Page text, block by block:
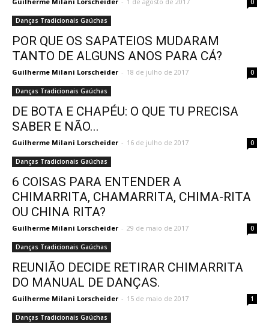
0
Danças Tradicionais Gaúchas
POR QUE OS SAPATEIOS MUDARAM
TANTO DE ALGUNS ANOS PARA CÁ?
Guilherme Milani Lorscheider - 18 de julho de 2017 0
Danças Tradicionais Gaúchas
DE BOTA E CHAPÉU: O QUE TU PRECISA
SABER E NÃO...
Guilherme Milani Lorscheider - 16 de julho de 2017 0
Danças Tradicionais Gaúchas
6 COISAS PARA ENTENDER A
CHIMARRITA, CHAMARRITA, CHIMA-RITA
OU CHINA RITA?
Guilherme Milani Lorscheider - 29 de maio de 2017 0
Danças Tradicionais Gaúchas
REUNIÃO DECIDE RETIRAR CHIMARRITA
DO MANUAL DE DANÇAS.
Guilherme Milani Lorscheider - 15 de maio de 2017 1
Danças Tradicionais Gaúchas